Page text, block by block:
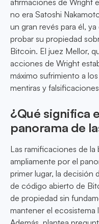
afirmaciones de Wright
no era Satoshi
un gran revés para él,
probar su propiedad
Bitcoin. El juez Mellor,
acciones de Wright
máximo sufrimiento a
mentiras y
¿Qué significa
panorama de
Las ramificaciones de la
ampliamente por el
primer lugar, la decisión
de código abierto de
de propiedad sin
mantener el